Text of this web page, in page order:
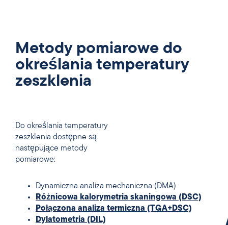
Metody pomiarowe do
określania temperatury
zeszklenia
Do określania temperatury
zeszklenia dostępne są
następujące metody
pomiarowe:
Dynamiczna analiza mechaniczna (DMA)
Różnicowa kalorymetria skaningowa (DSC)
Połączona analiza termiczna (TGA+DSC)
Dylatometria (DIL)